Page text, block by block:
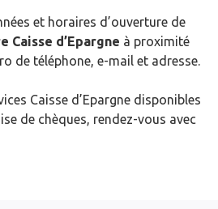
et horaires d’ouverture de
Caisse d’Epargne à proximité
de téléphone, e-mail et adresse.
Caisse d’Epargne disponibles
de chèques, rendez-vous avec